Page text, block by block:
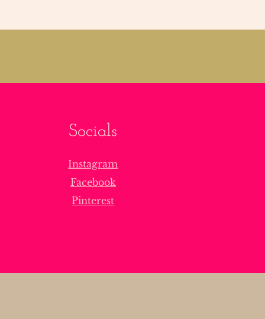
Socials
Instagram
Facebook
Pinterest